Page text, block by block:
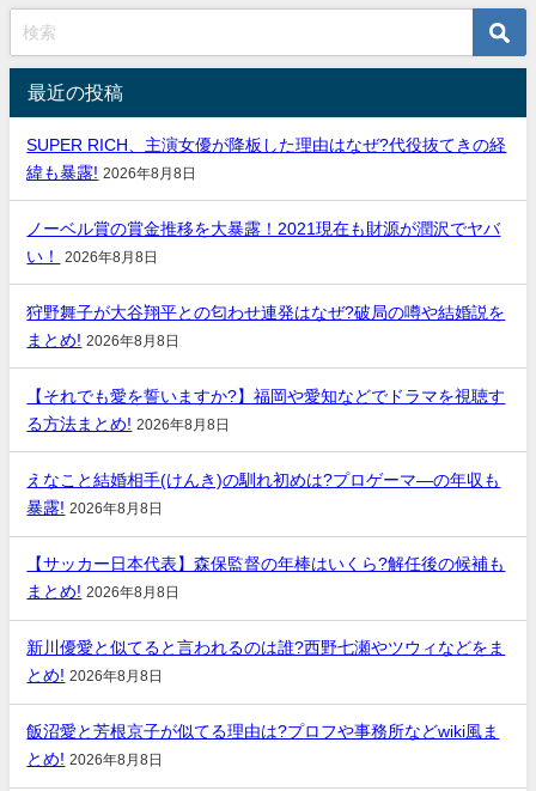
最近の投稿
SUPER RICH、主演女優が降板した理由はなぜ?代役抜てきの経
緯も暴露! 2026年8月8日
ノーベル賞の賞金推移を大暴露！2021現在も財源が潤沢でヤバ
い！
2026年8月8日
狩野舞子が大谷翔平との匂わせ連発はなぜ?破局の噂や結婚説を
まとめ! 2026年8月8日
【それでも愛を誓いますか?】福岡や愛知などでドラマを視聴す
る方法まとめ! 2026年8月8日
えなこと結婚相手(けんき)の馴れ初めは?プロゲーマ―の年収も
暴露! 2026年8月8日
【サッカー日本代表】森保監督の年棒はいくら?解任後の候補も
まとめ! 2026年8月8日
新川優愛と似てると言われるのは誰?西野七瀬やツウィなどをま
とめ! 2026年8月8日
飯沼愛と芳根京子が似てる理由は?プロフや事務所などwiki風ま
とめ! 2026年8月8日